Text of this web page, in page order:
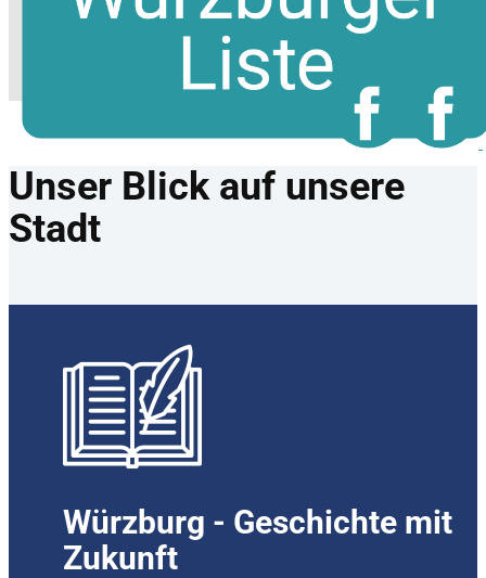
Unser Blick auf unsere
Stadt
Würzburg - Geschichte mit
Zukunft